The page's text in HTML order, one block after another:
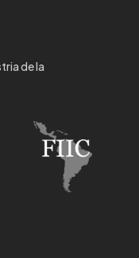
de la